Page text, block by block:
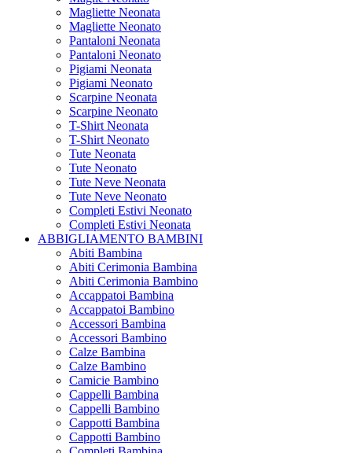
Magliette Neonata
Magliette Neonato
Pantaloni Neonata
Pantaloni Neonato
Pigiami Neonata
Pigiami Neonato
Scarpine Neonata
Scarpine Neonato
T-Shirt Neonata
T-Shirt Neonato
Tute Neonata
Tute Neonato
Tute Neve Neonata
Tute Neve Neonato
Completi Estivi Neonato
Completi Estivi Neonata
ABBIGLIAMENTO BAMBINI
Abiti Bambina
Abiti Cerimonia Bambina
Abiti Cerimonia Bambino
Accappatoi Bambina
Accappatoi Bambino
Accessori Bambina
Accessori Bambino
Calze Bambina
Calze Bambino
Camicie Bambino
Cappelli Bambina
Cappelli Bambino
Cappotti Bambina
Cappotti Bambino